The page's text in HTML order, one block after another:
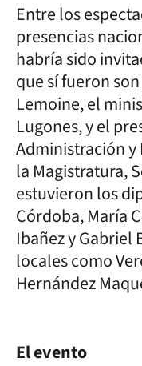
Entre los
presencias
habría sido
que sí fueron
Lemoine, el
Lugones, y el
Administración y
la Magistratura,
estuvieron los
Córdoba, María
Ibañez y
locales como
Hernández
El evento